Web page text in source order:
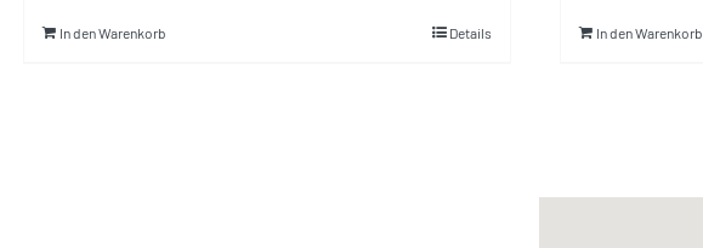
In den Warenkorb Details In den Warenkorb